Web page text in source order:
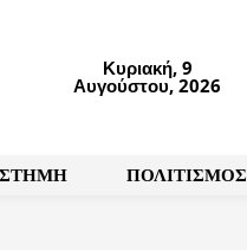
Κυριακή, 9
Αυγούστου, 2026
ΠΟΛΙΤΙΣΜΟΣ